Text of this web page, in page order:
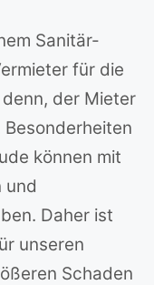
Sanitär-
für die
der Mieter
können mit
und
Daher ist
unseren
Schaden